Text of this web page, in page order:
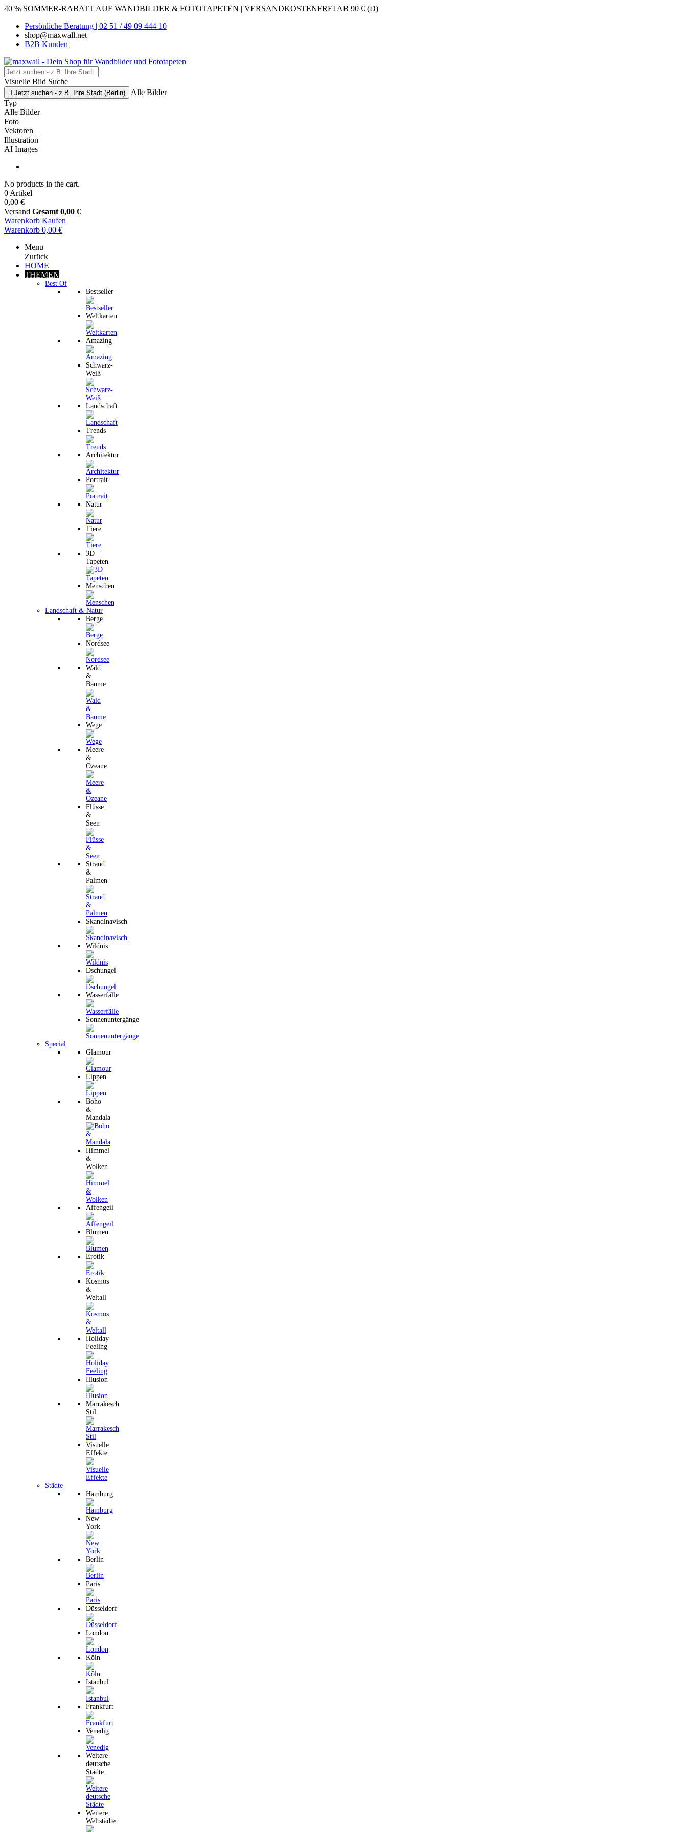
40 % SOMMER-RABATT AUF WANDBILDER & FOTOTAPETEN | VERSANDKOSTENFREI AB 90 € (D)
Persönliche Beratung | 02 51 / 49 09 444 10
shop@maxwall.net
B2B Kunden
Visuelle Bild Suche
 Jetzt suchen - z.B. Ihre Stadt (Berlin)
Alle Bilder
Typ
Alle Bilder
Foto
Vektoren
Illustration
AI Images
No products in the cart.
0 Artikel
0,00 €
Versand Gesamt 0,00 €
Warenkorb Kaufen
Warenkorb 0,00 €
Menu
Zurück
HOME
THEMEN
Best Of
Bestseller
Weltkarten
Amazing
Schwarz-
Weiß
Landschaft
Trends
Architektur
Portrait
Natur
Tiere
3D
Tapeten
Menschen
Landschaft & Natur
Berge
Nordsee
Wald
&
Bäume
Wege
Meere
&
Ozeane
Flüsse
&
Seen
Strand
&
Palmen
Skandinavisch
Wildnis
Dschungel
Wasserfälle
Sonnenuntergänge
Special
Glamour
Lippen
Boho
&
Mandala
Himmel
&
Wolken
Affengeil
Blumen
Erotik
Kosmos
&
Weltall
Holiday
Feeling
Illusion
Marrakesch
Stil
Visuelle
Effekte
Städte
Hamburg
New
York
Berlin
Paris
Düsseldorf
London
Köln
Istanbul
Frankfurt
Venedig
Weitere
deutsche
Städte
Weitere
Weltstädte